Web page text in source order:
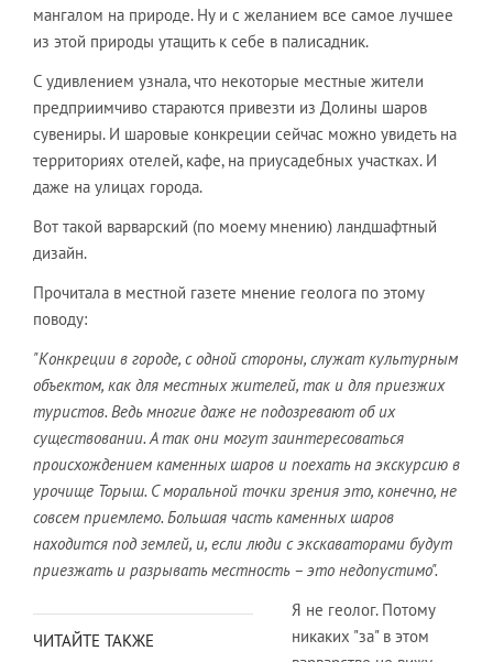
мангалом на природе. Ну и с желанием все самое лучшее
из этой природы утащить к себе в палисадник.
С удивлением узнала, что некоторые местные жители
предприимчиво стараются привезти из Долины шаров
сувениры. И шаровые конкреции сейчас можно увидеть на
территориях отелей, кафе, на приусадебных участках. И
даже на улицах города.
Вот такой варварский (по моему мнению) ландшафтный
дизайн.
Прочитала в местной газете мнение геолога по этому
поводу:
"Конкреции в городе, с одной стороны, служат культурным
объектом, как для местных жителей, так и для приезжих
туристов. Ведь многие даже не подозревают об их
существовании. А так они могут заинтересоваться
происхождением каменных шаров и поехать на экскурсию в
урочище Торыш. С моральной точки зрения это, конечно, не
совсем приемлемо. Большая часть каменных шаров
находится под землей, и, если люди с экскаваторами будут
приезжать и разрывать местность – это недопустимо".
ЧИТАЙТЕ ТАКЖЕ
Я не геолог. Потому
никаких "за" в этом